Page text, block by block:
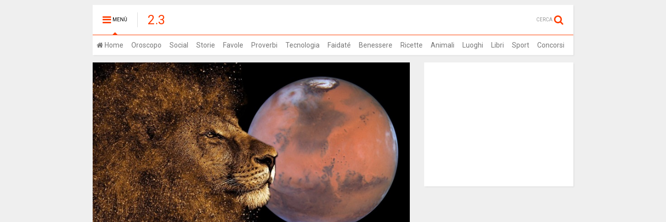
MENÙ 2.3 CERCA
Home Oroscopo Social Storie Favole Proverbi Tecnologia Faidaté Benessere Ricette Animali Luoghi Libri Sport Concorsi